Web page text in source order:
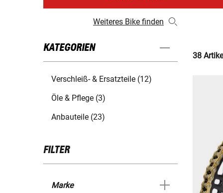
Weiteres Bike finden
KATEGORIEN
Verschleiß- & Ersatzteile (12)
Öle & Pflege (3)
Anbauteile (23)
FILTER
Marke
38